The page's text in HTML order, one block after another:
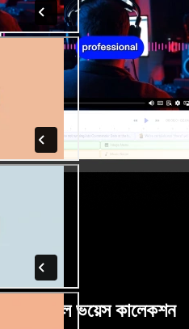
বিশাল ভয়েস কালেকশন